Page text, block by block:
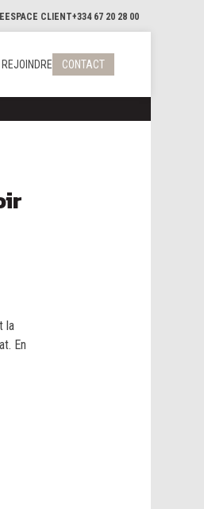
ESPACE CLIENT+334 67 20 28 00
CONTACT
la
En